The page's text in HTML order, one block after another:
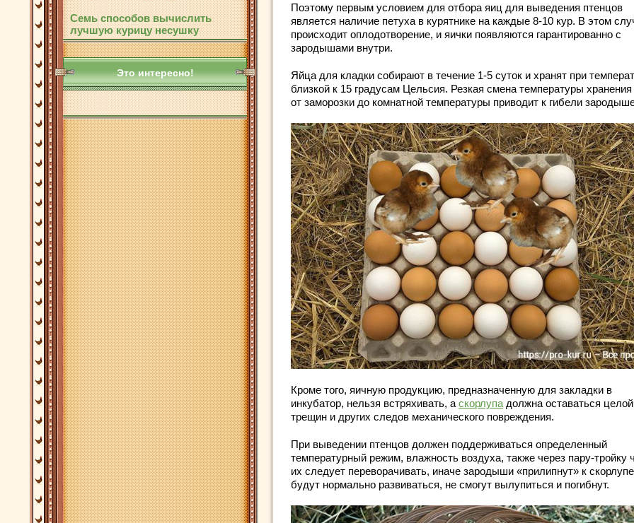
Семь способов вычислить
лучшую курицу несушку
Это интересно!
Поэтому первым условием для отбора яиц для выведения птенцов
является наличие петуха в курятнике на каждые 8-10 кур. В этом
происходит оплодотворение, и яички появляются гарантированно с
зародышами внутри.
Яйца для кладки собирают в течение 1-5 суток и хранят при
близкой к 15 градусам Цельсия. Резкая смена температуры
от заморозки до комнатной температуры приводит к гибели
Кроме того, яичную продукцию, предназначенную для закладки в
инкубатор, нельзя встряхивать, а скорлупа должна оставаться
трещин и других следов механического повреждения.
При выведении птенцов должен поддерживаться определенный
температурный режим, влажность воздуха, также через пару-тройку
их следует переворачивать, иначе зародыши «прилипнут» к
будут нормально развиваться, не смогут вылупиться и погибнут.